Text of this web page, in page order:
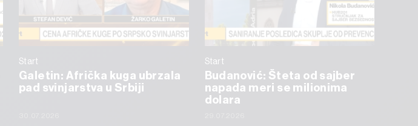
Start
Galetin: Afrička kuga ubrzala
pad svinjarstva u Srbiji
Start
Budanović: Šteta od sajber
napada meri se milionima
dolara